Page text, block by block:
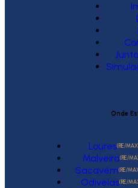
Onde
Loures(RE/
Malveira(RE/
Sacavém(RE/
Odivelas(RE/